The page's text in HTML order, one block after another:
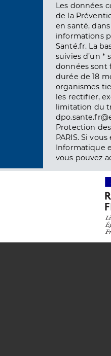
Les données
de la
en santé,
informations
Santé.fr. La
suivies d’un *
données sont
durée de 18
organismes
les rectifier,
limitation du
Protection
PARIS. Si
Informatique
vous pouvez